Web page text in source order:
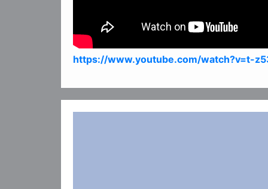
https://www.youtube.com/watch?v=t-